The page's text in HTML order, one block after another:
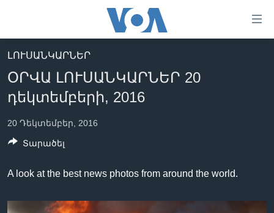
հիմնական
բովանդակությանը
անցնել
հիմնական
բովանդակությանը
բովանդակություն
ԼՈՒՐԵՐ
ՍՓՅՈՒՌՔ
ՏԵՍԱՆՅՈՒԹԵՐ
ՖԻԼՄԵՐ
ՄԵՐ ՄԱՍԻՆ
ԼՈՒՍԱՆԿԱՐՆԵՐ
ՕՐՎԱ ԼՈՒՍԱՆԿԱՐՆԵՐ 20
դեկտեմբերի, 2016
20 Դեկտեմբեր, 2016
A look at the best news photos from around the world.
Տարածել